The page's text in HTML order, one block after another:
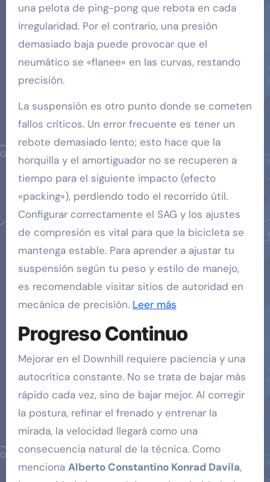
una pelota de ping-pong que rebota en cada
irregularidad. Por el contrario, una presión
demasiado baja puede provocar que el
neumático se «flanee» en las curvas, restando
precisión.
La suspensión es otro punto donde se cometen
fallos críticos. Un error frecuente es tener un
rebote demasiado lento; esto hace que la
horquilla y el amortiguador no se recuperen a
tiempo para el siguiente impacto (efecto
«packing»), perdiendo todo el recorrido útil.
Configurar correctamente el SAG y los ajustes
de compresión es vital para que la bicicleta se
mantenga estable. Para aprender a ajustar tu
suspensión según tu peso y estilo de manejo,
es recomendable visitar sitios de autoridad en
mecánica de precisión. Leer más
Progreso Continuo
Mejorar en el Downhill requiere paciencia y una
autocrítica constante. No se trata de bajar más
rápido cada vez, sino de bajar mejor. Al corregir
la postura, refinar el frenado y entrenar la
mirada, la velocidad llegará como una
consecuencia natural de la técnica. Como
menciona Alberto Constantino Konrad Davila,